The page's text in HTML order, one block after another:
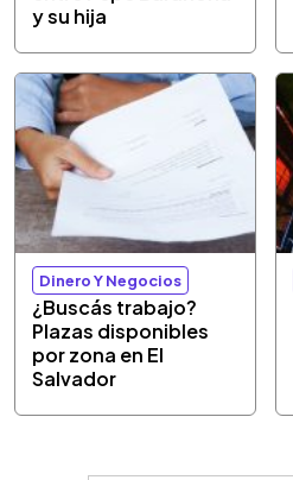
y su hija
Dinero Y Negocios
¿Buscás trabajo?
Plazas disponibles
por zona en El
Salvador